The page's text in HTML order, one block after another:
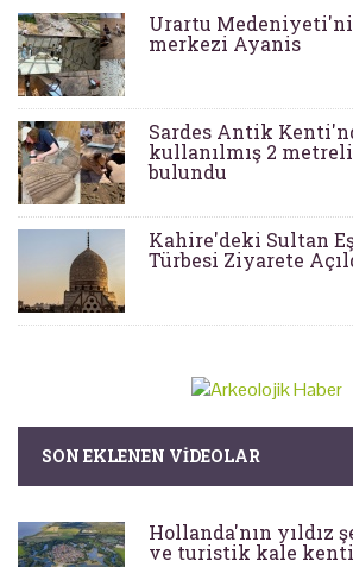
Urartu
merkezi Ayanis
Sardes Antik
kullanılmış 2
bulundu
Kahire'deki Sultan
Türbesi Ziyarete
SON EKLENEN VIDEOLAR
Hollanda'nın
ve turistik kale kenti